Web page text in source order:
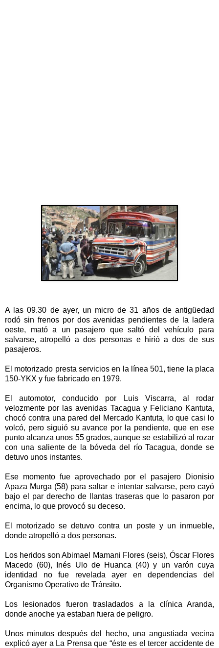
A las 09.30 de ayer, un micro de 31 años de antigüedad
rodó sin frenos por dos avenidas pendientes de la ladera
oeste, mató a un pasajero que saltó del vehículo para
salvarse, atropelló a dos personas e hirió a dos de sus
pasajeros.
El motorizado presta servicios en la línea 501, tiene la placa
150-YKX y fue fabricado en 1979.
El automotor, conducido por Luis Viscarra, al rodar
velozmente por las avenidas Tacagua y Feliciano Kantuta,
chocó contra una pared del Mercado Kantuta, lo que casi lo
volcó, pero siguió su avance por la pendiente, que en ese
punto alcanza unos 55 grados, aunque se estabilizó al rozar
con una saliente de la bóveda del río Tacagua, donde se
detuvo unos instantes.
Ese momento fue aprovechado por el pasajero Dionisio
Apaza Murga (58) para saltar e intentar salvarse, pero cayó
bajo el par derecho de llantas traseras que lo pasaron por
encima, lo que provocó su deceso.
El motorizado se detuvo contra un poste y un inmueble,
donde atropelló a dos personas.
Los heridos son Abimael Mamani Flores (seis), Óscar Flores
Macedo (60), Inés Ulo de Huanca (40) y un varón cuya
identidad no fue revelada ayer en dependencias del
Organismo Operativo de Tránsito.
Los lesionados fueron trasladados a la clínica Aranda,
donde anoche ya estaban fuera de peligro.
Unos minutos después del hecho, una angustiada vecina
explicó ayer a La Prensa que “éste es el tercer accidente de